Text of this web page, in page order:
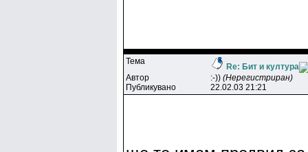
Тема
Re: Бит и култура
Автор
:-)) (Нерегистриран)
Публикувано
22.02.03 21:21